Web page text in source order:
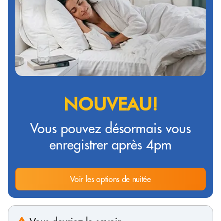
NOUVEAU!
Vous pouvez désormais vous
enregistrer après 4pm
Voir les options de nuitée